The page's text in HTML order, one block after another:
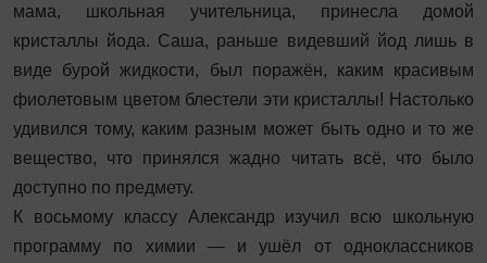
мама, школьная учительница, принесла домой
кристаллы йода. Саша, раньше видевший йод лишь в
виде бурой жидкости, был поражён, каким красивым
фиолетовым цветом блестели эти кристаллы! Настолько
удивился тому, каким разным может быть одно и то же
вещество, что принялся жадно читать всё, что было
доступно по предмету.
К восьмому классу Александр изучил всю школьную
программу по химии — и ушёл от одноклассников